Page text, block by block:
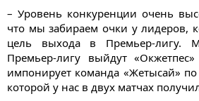
– Уровень конкуренции очень
что мы забираем очки у лидеров,
цель выхода в Премьер-лигу.
Премьер-лигу выйдут
импонирует команда «Жетысай»
которой у нас в двух матчах